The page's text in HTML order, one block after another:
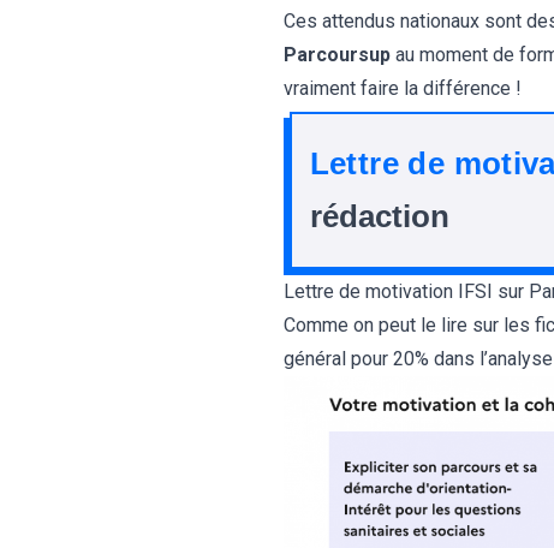
Ces attendus nationaux sont
Parcoursup au moment de
vraiment faire la différence !
Lettre de
rédaction
Lettre de motivation IFSI sur
Comme on peut le lire sur les
général pour 20% dans